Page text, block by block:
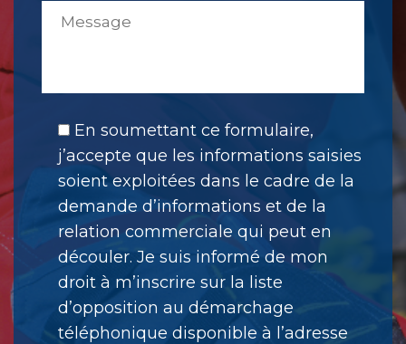
En soumettant ce formulaire,
j’accepte que les informations saisies
soient exploitées dans le cadre de la
demande d’informations et de la
relation commerciale qui peut en
découler. Je suis informé de mon
droit à m’inscrire sur la liste
d’opposition au démarchage
téléphonique disponible à l’adresse